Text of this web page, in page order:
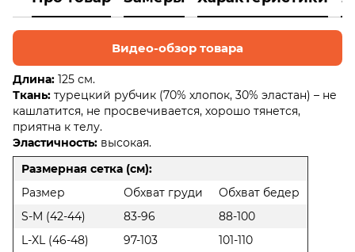
Видео-обзор товара
Длина: 125 см.
Ткань: турецкий рубчик (70% хлопок, 30% эластан) – не
кашлатится, не просвечивается, хорошо тянется,
приятна к телу.
Эластичность: высокая.
Размерная сетка (см):
Размер
Обхват груди
Обхват бедер
S-M (42-44)
83-96
88-100
L-XL (46-48)
97-103
101-110